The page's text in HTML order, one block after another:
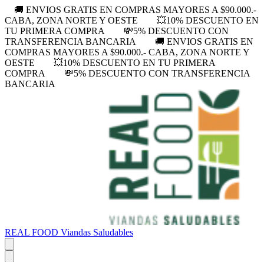
🚚 ENVIOS GRATIS EN COMPRAS MAYORES A $90.000.-
CABA, ZONA NORTE Y OESTE
💥10% DESCUENTO EN
TU PRIMERA COMPRA
💸5% DESCUENTO CON
TRANSFERENCIA BANCARIA
🚚 ENVIOS GRATIS EN
COMPRAS MAYORES A $90.000.- CABA, ZONA NORTE Y
OESTE
💥10% DESCUENTO EN TU PRIMERA
COMPRA
💸5% DESCUENTO CON TRANSFERENCIA
BANCARIA
REAL FOOD Viandas Saludables